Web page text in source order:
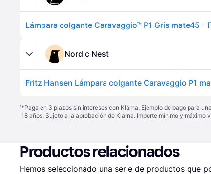
Nordic Nest
Fritz Hansen Lámpara colgante Caravaggio P1
¹*Paga en 3 plazos sin intereses con Klarna. Ejemplo de pago para
18 años. Sujeto a la aprobación de Klarna. Importe mínimo y
Productos relacionados
Hemos seleccionado una serie de productos que